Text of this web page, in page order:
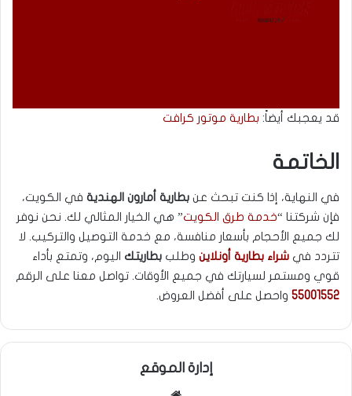
قد يعجبك أيضاً: بطارية موتور كرافت
الخاتمة
في النهاية، إذا كنت تبحث عن بطارية أمارون الهندية في الكويت،
فإن شركتنا “خدمة طرق الكويت” هي الخيار المثالي لك. نحن نوفر
لك جميع الأحجام بأسعار منافسة، مع خدمة التوصيل والتركيب. لا
تتردد في شراء بطارية أونلاين وطلب بطاريتك اليوم، وتمتع بأداء
قوي ومستمر لسيارتك في جميع الأوقات. تواصل معنا على الرقم
55001552 واحصل على أفضل العروض.
إدارة الموقع